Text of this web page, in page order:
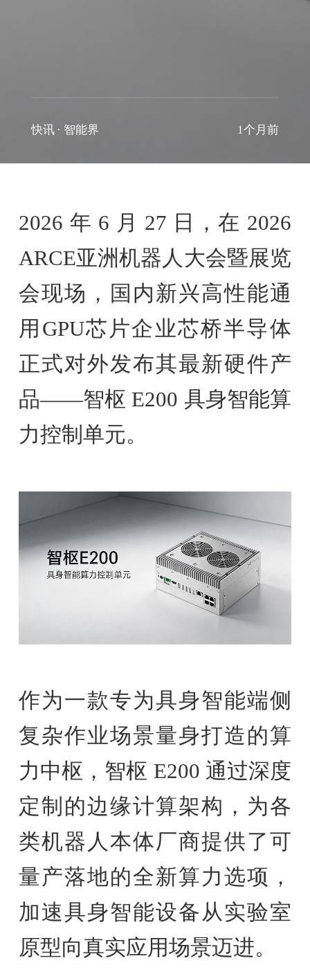
快讯 · 智能界 1个月前
2026 年 6 月 27 日，在 2026
ARCE亚洲机器人大会暨展览
会现场，国内新兴高性能通
用GPU芯片企业芯桥半导体
正式对外发布其最新硬件产
品——智枢 E200 具身智能算
力控制单元。
作为一款专为具身智能端侧
复杂作业场景量身打造的算
力中枢，智枢 E200 通过深度
定制的边缘计算架构，为各
类机器人本体厂商提供了可
量产落地的全新算力选项，
加速具身智能设备从实验室
原型向真实应用场景迈进。